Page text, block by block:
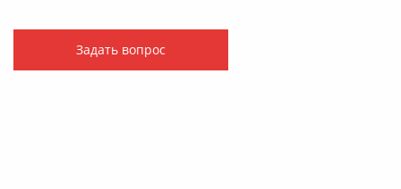
Задать вопрос